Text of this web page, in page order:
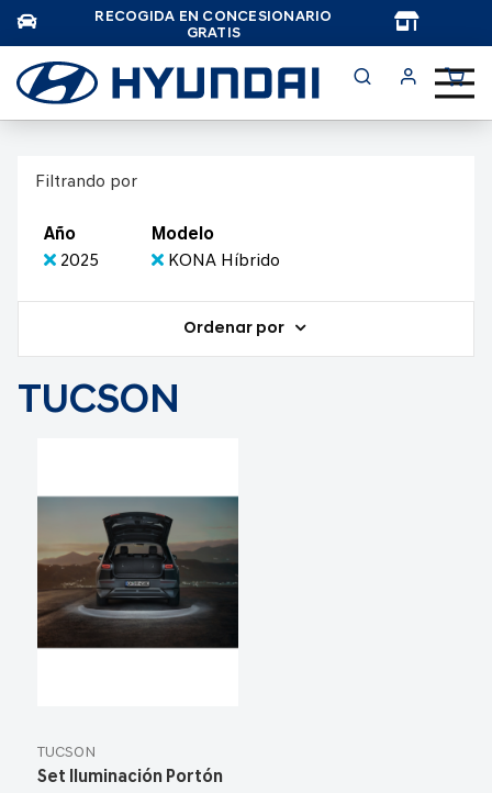
RECOGIDA EN CONCESIONARIO
GRATIS
Filtrando por
Año
2025
Modelo
KONA Híbrido
Ordenar por
TUCSON
TUCSON
Set Iluminación Portón